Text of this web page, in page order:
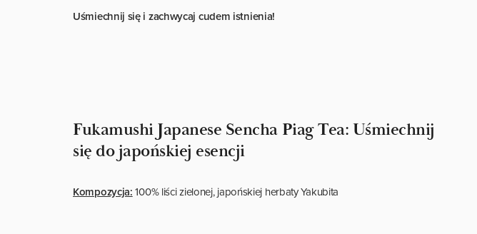
Uśmiechnij się i zachwycaj cudem istnienia!
Fukamushi Japanese Sencha Piag Tea: Uśmiechnij
się do japońskiej esencji
Kompozycja: 100% liści zielonej, japońskiej herbaty Yakubita